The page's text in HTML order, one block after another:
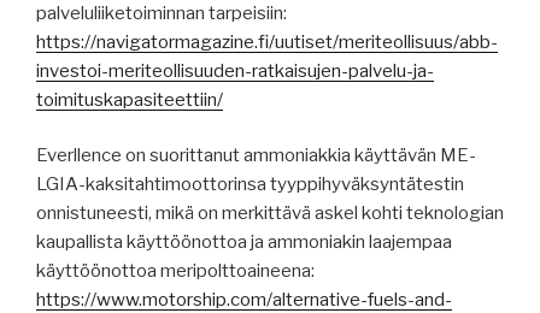
palveluliiketoiminnan tarpeisiin:
https://navigatormagazine.fi/uutiset/meriteollisuus/abb-
investoi-meriteollisuuden-ratkaisujen-palvelu-ja-
toimituskapasiteettiin/
Everllence on suorittanut ammoniakkia käyttävän ME-
LGIA-kaksitahtimoottorinsa tyyppihyväksyntätestin
onnistuneesti, mikä on merkittävä askel kohti teknologian
kaupallista käyttöönottoa ja ammoniakin laajempaa
käyttöönottoa meripolttoaineena:
https://www.motorship.com/alternative-fuels-and-